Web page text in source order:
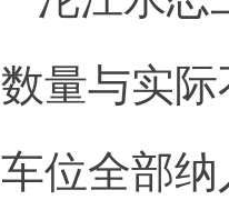
数量与实
车位全部